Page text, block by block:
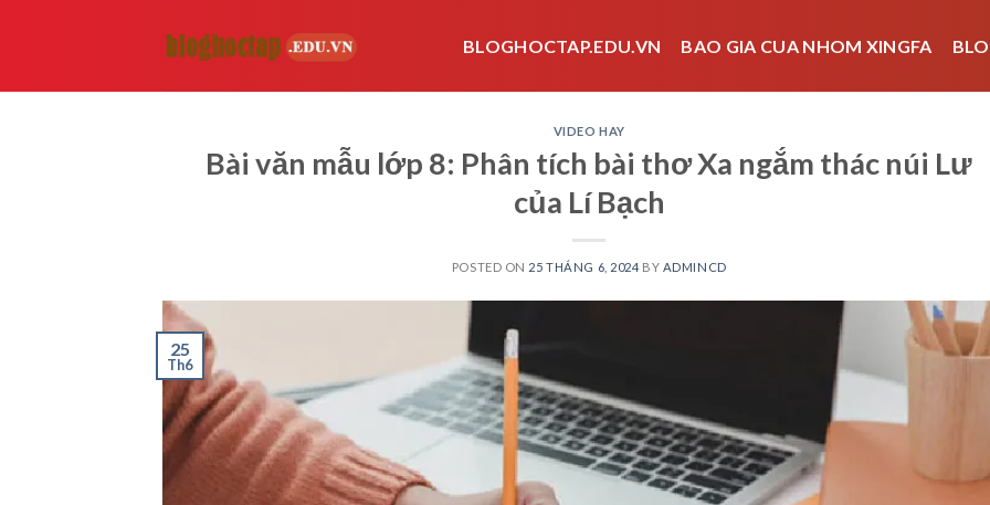
BLOGHOCTAP.EDU.VN BAO GIA CUA NHOM XINGFA
VIDEO HAY
Bài văn mẫu lớp 8: Phân tích bài thơ Xa ngắm thác núi Lư
của Lí Bạch
POSTED ON 25 THÁNG 6, 2024 BY ADMINCD
25
Th6